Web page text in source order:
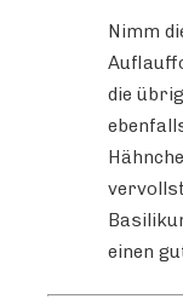
Nimm
die
einen